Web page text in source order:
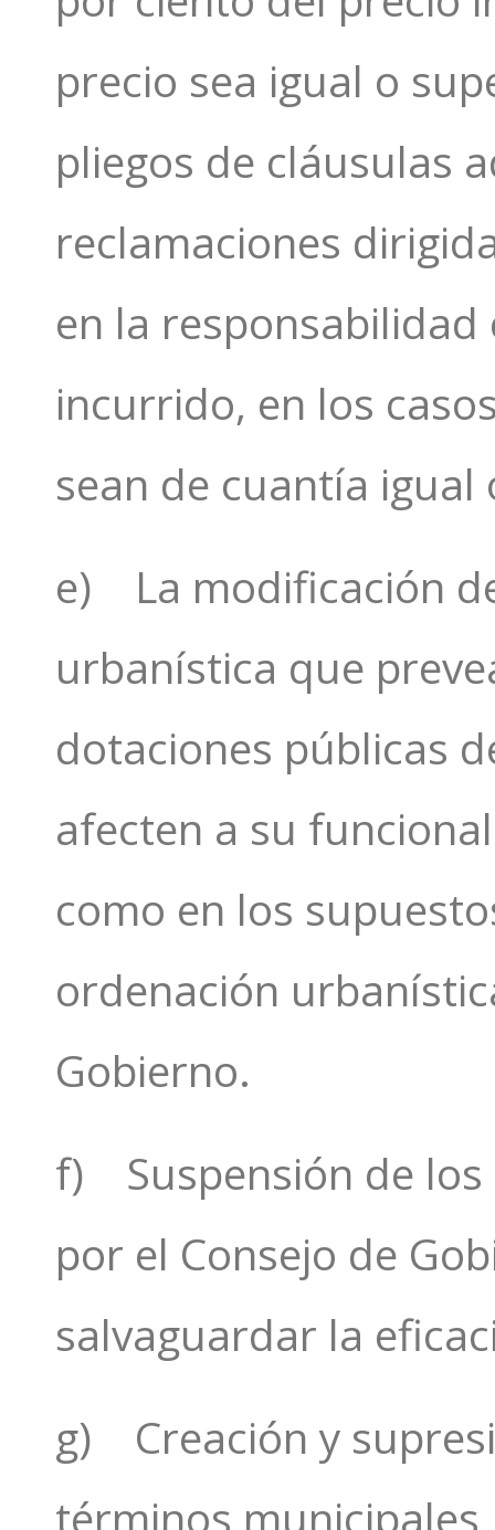
precio sea igual o
pliegos de cláusulas
reclamaciones
en la
incurrido, en los
sean de cuantía
e) La modificación
urbanística que
dotaciones públicas
afecten a su
como en los
ordenación
Gobierno.
f) Suspensión de los
por el Consejo de
salvaguardar la
g) Creación y
términos